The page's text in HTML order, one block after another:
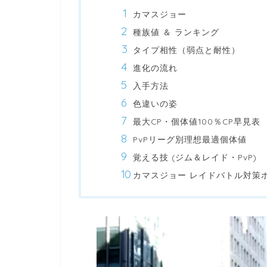
カマスジョー
種族値 ＆ ランキング
タイプ相性（弱点と耐性）
進化の流れ
入手方法
色違いの姿
最大CP・個体値100％CP早見表
PvPリーグ別理想最適個体値
覚える技 (ジム＆レイド・PvP)
カマスジョー レイドバトル対策